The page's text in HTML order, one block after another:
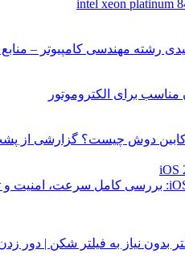
رشته مهندسی کامپیوتر –
مناسب برای الکتروموتور
کابین دوش چیست؟ گزارشی از
بدون نیاز به فیلتر شکن | دور